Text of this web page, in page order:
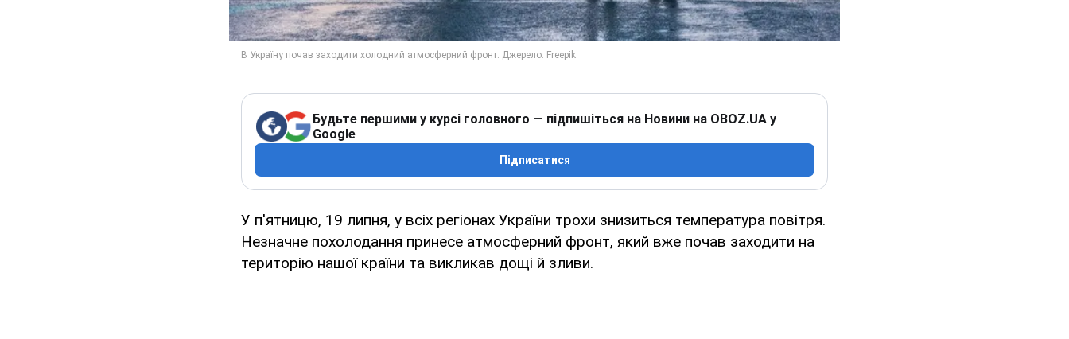
Будьте першими у курсі головного — підпишіться на Новини на OBOZ.UA у
Google
Підписатися
У п'ятницю, 19 липня, у всіх регіонах України трохи знизиться температура повітря.
Незначне похолодання принесе атмосферний фронт, який вже почав заходити на
територію нашої країни та викликав дощі й зливи.